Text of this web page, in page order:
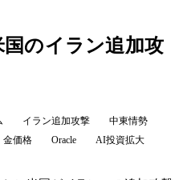
国のイラン追加攻
イラン追加攻撃
中東情勢
金価格 Oracle AI投資拡大